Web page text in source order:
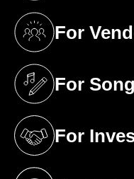
For
(opens in a
For
(opens in a
For
(opens in a